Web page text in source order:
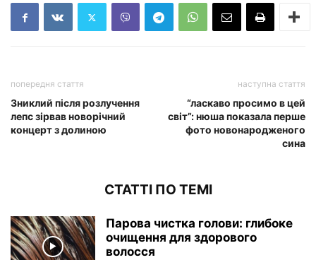
попередня стаття
Зниклий після розлучення
лепс зірвав новорічний
концерт з долиною
наступна стаття
“ласкаво просимо в цей
світ”: нюша показала перше
фото новонародженого
сина
СТАТТІ ПО ТЕМІ
Парова чистка голови: глибоке
очищення для здорового
волосся